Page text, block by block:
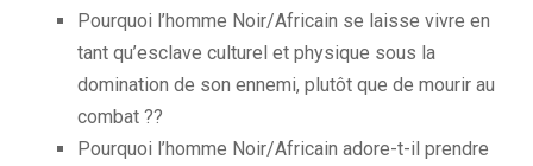
Pourquoi l’homme Noir/Africain se laisse vivre en
tant qu’esclave culturel et physique sous la
domination de son ennemi, plutôt que de mourir au
combat ??
Pourquoi l’homme Noir/Africain adore-t-il prendre